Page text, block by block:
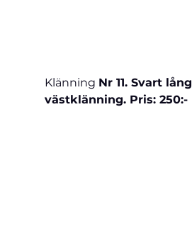
Klänning Nr 11. Svart lång
västklänning. Pris: 250:-